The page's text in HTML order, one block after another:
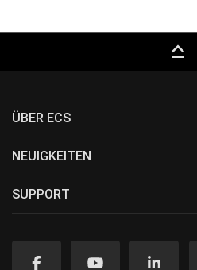
keyboard_capslock
ÜBER ECS
NEUIGKEITEN
SUPPORT